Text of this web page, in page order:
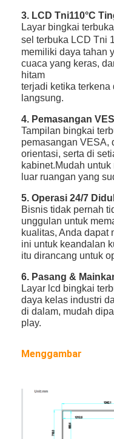
3. LCD Tni110°C
Layar bingkai
sel terbuka LCD Tni
memiliki daya tahan
cuaca yang keras,
hitam
terjadi ketika terkena
langsung.
4. Pemasangan
Tampilan bingkai
pemasangan VESA,
orientasi, serta di
kabinet.Mudah
luar ruangan yang
5. Operasi 24/7
Bisnis tidak pernah
unggulan untuk
kualitas, Anda dapat
ini untuk keandalan
itu dirancang untuk
6. Pasang &
Layar lcd bingkai
daya kelas industri
di dalam, mudah
play.
Menggambar